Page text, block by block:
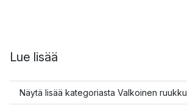
Lue lisää
Näytä lisää kategoriasta Valkoinen ruukku